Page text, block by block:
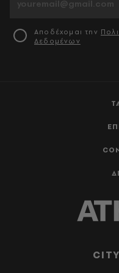
Αποδέχομαι την
Δεδομένων